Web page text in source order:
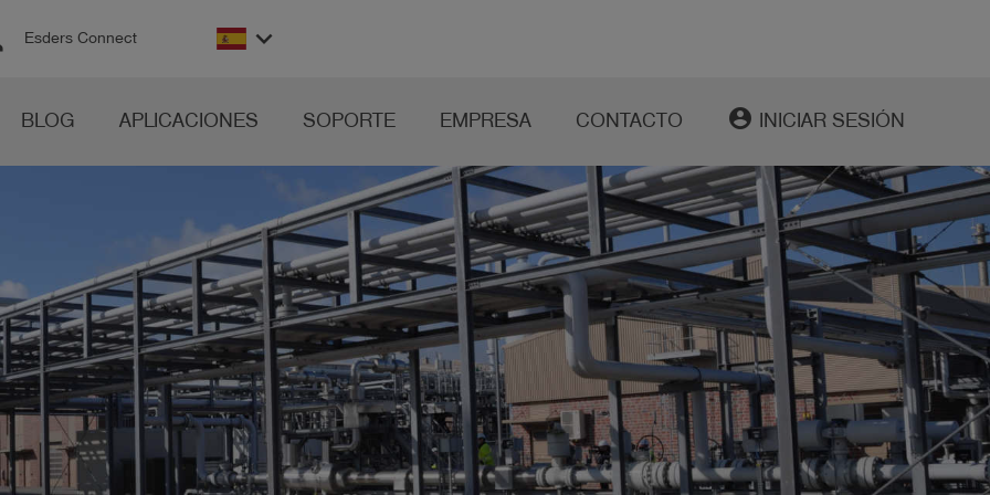
Esders Connect keyboard_arrow_down
BLOG APLICACIONES SOPORTE EMPRESA CONTACTO account_circle INICIAR SESIÓN